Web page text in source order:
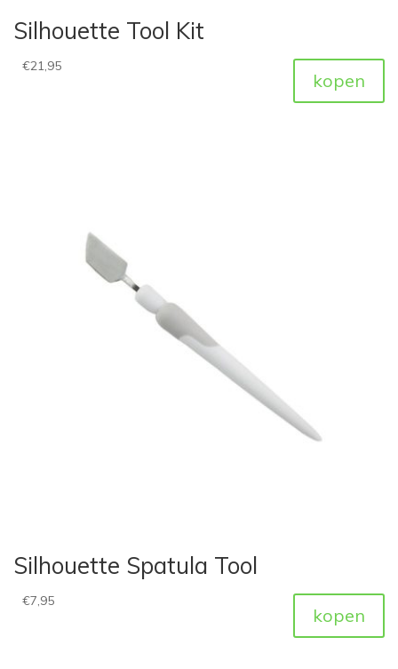
Silhouette Tool Kit
€21,95
kopen
Silhouette Spatula Tool
€7,95
kopen